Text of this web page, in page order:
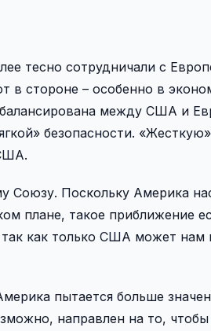
тесно сотрудничали с
стороне – особенно в
между США и
безопасности.
Союзу. Поскольку Америка
плане, такое приближение
как только США может нам
пытается больше
направлен на то,